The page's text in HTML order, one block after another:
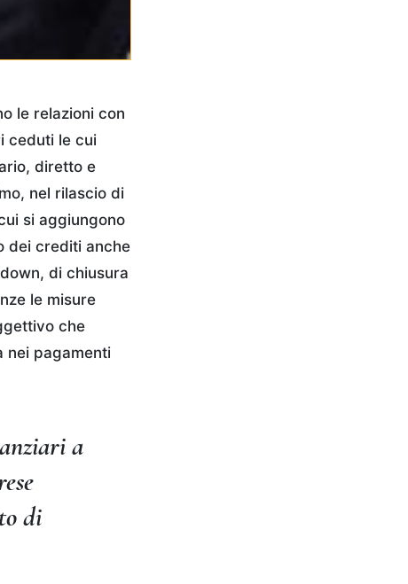
le relazioni con
ceduti le cui
diretto e
nel rilascio di
si aggiungono
dei crediti anche
di chiusura
le misure
che
nei pagamenti
a
di